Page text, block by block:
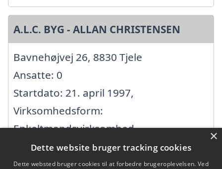
A.L.C. BYG - ALLAN CHRISTENSEN
Bavnehøjvej 26, 8830 Tjele
Ansatte: 0
Startdato: 21. april 1997,
Virksomhedsform:
Enkeltmandsvirksomhed
CVR: 19973832
×
Dette website bruger tracking cookies
Dette websted bruger cookies til at forbedre brugeroplevelsen. Ved